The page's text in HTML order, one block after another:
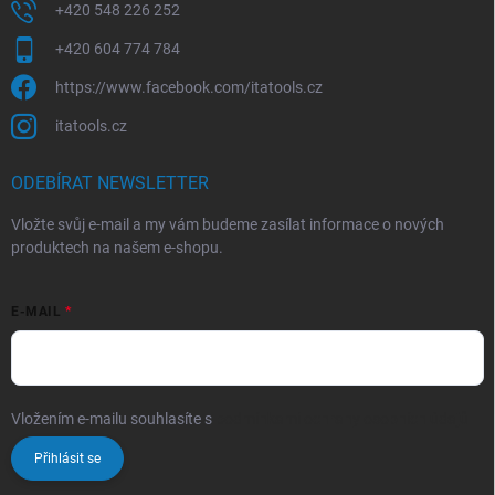
+420 548 226 252
+420 604 774 784
https://www.facebook.com/itatools.cz
itatools.cz
ODEBÍRAT NEWSLETTER
Vložte svůj e-mail a my vám budeme zasílat informace o nových
produktech na našem e-shopu.
E-MAIL
Vložením e-mailu souhlasíte s
Přihlásit se